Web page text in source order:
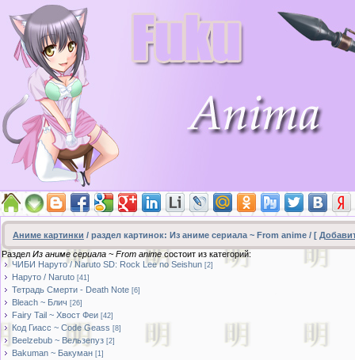
Аниме картинки / раздел картинок: Из аниме сериала ~ From anime / [
Раздел Из аниме сериала ~ From animeсостоит из категорий:
ЧИБИ Наруто / Naruto SD: Rock Lee no Seishun [2]
Наруто / Naruto [41]
Тетрадь Смерти - Death Note [6]
Bleach ~ Блич [26]
Fairy Tail ~ Хвост Феи [42]
Код Гиасс ~ Code Geass [8]
Beelzebub ~ Вельзепуз [2]
Bakuman ~ Бакуман [1]